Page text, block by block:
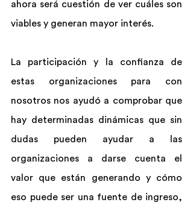
ahora será cuestión de ver cuáles son
viables y generan mayor interés.
La participación y la confianza de
estas organizaciones para con
nosotros nos ayudó a comprobar que
hay determinadas dinámicas que sin
dudas pueden ayudar a las
organizaciones a darse cuenta el
valor que están generando y cómo
eso puede ser una fuente de ingreso,